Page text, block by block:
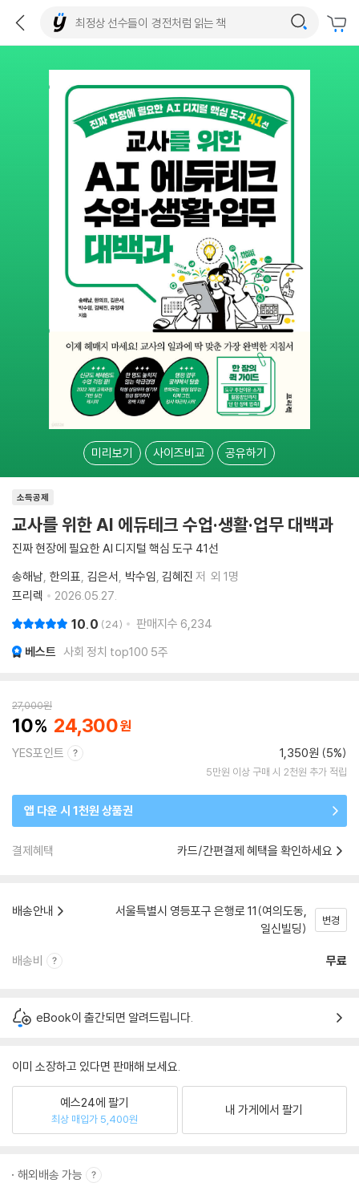
미리보기 사이즈비교 공유하기
소득공제
교사를 위한 AI 에듀테크 수업·생활·업무 대백과
진짜 현장에 필요한 AI 디지털 핵심 도구 41선
송해남 한의표 김은서 박수임 김혜진 저 외 1명
프리렉
2026.05.27.
10.0 24 판매지수 6,234
베스트 사회 정치 top100 5주
27,000원
10 24,300
YES포인트 1,350원 (5%)
5만원 이상 구매 시 2천원 추가 적립
앱 다운 시 1천원 상품권
결제혜택 카드/간편결제 혜택을 확인하세요
배송안내
서울특별시 영등포구 은행로 11(여의도동,
일신빌딩)
변경
배송비 무료
eBook이 출간되면 알려드립니다.
이미 소장하고 있다면 판매해 보세요.
예스24에 팔기
최상 매입가 5,400원
내 가게에서 팔기
해외배송 가능